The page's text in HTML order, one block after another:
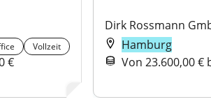
Vollzeit
€
Dirk Rossmann
Hamburg
Von 23.600,00 €